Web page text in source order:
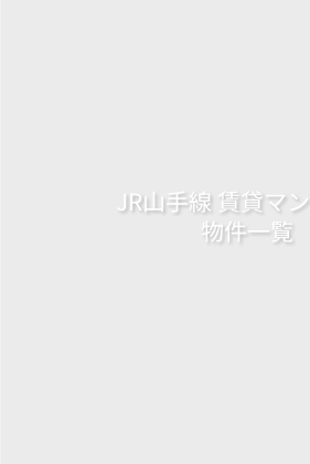
JR山手線 賃貸マ
物件一覧